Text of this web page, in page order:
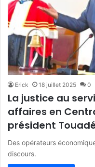
Erick 18 juillet 2025 0
La justice au
affaires en
président
Des opérateurs
discours.